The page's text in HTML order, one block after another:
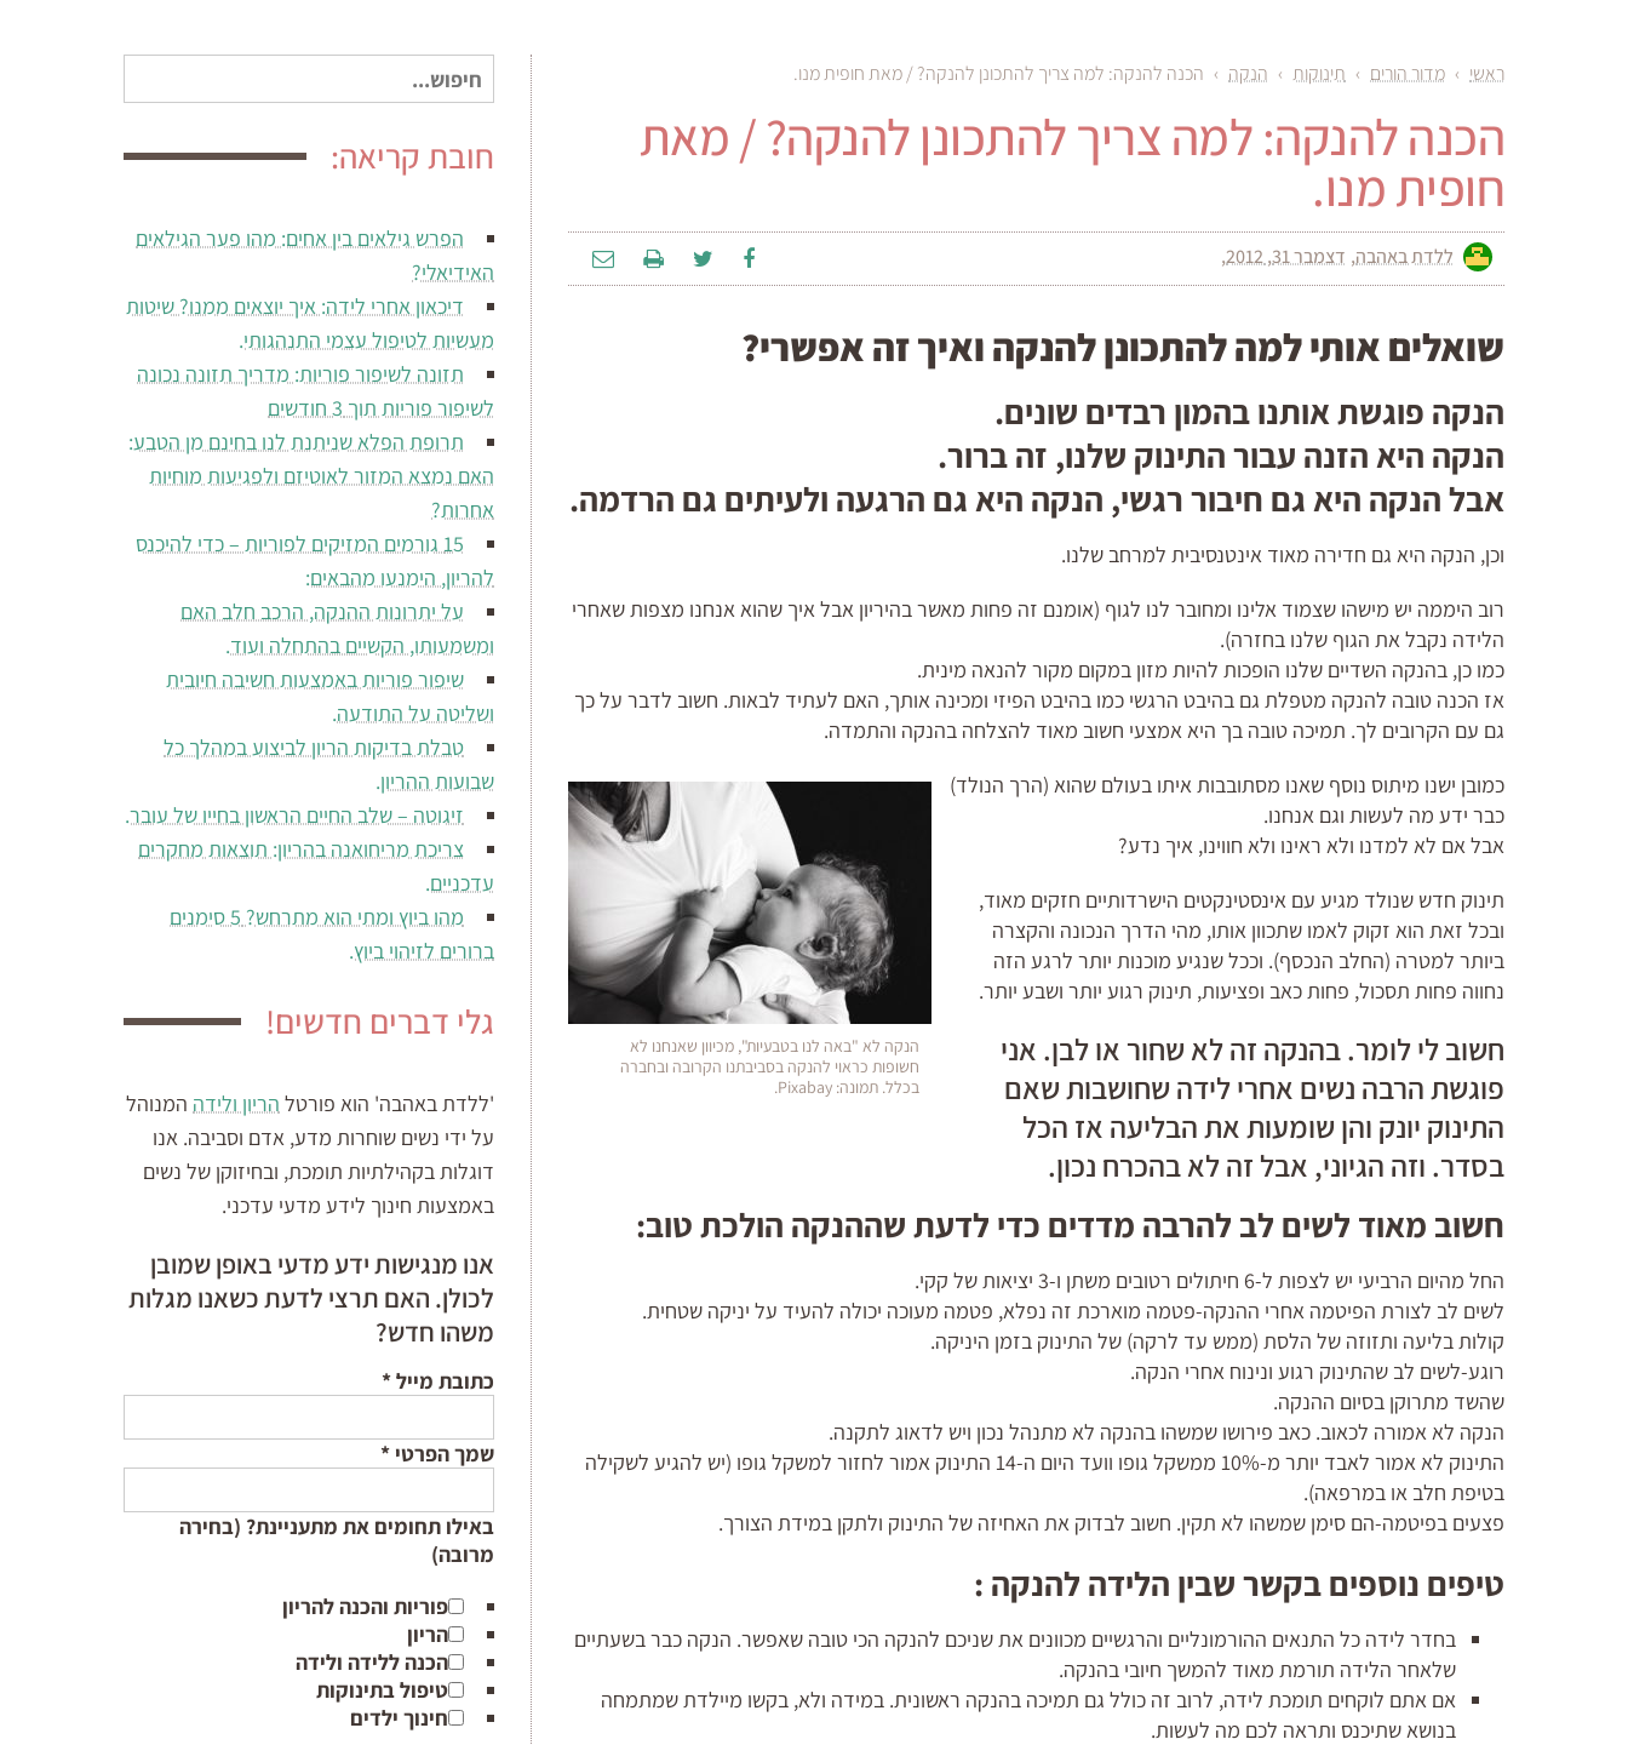
ראשי › מדור הורים › תינוקות › הנקה › הכנה להנקה: למה צריך להתכונן להנקה? / מאת חופית מנו.
הכנה להנקה: למה צריך להתכונן להנקה? / מאת
חופית מנו.
ללדת באהבה דצמבר 31, 2012
שואלים אותי למה להתכונן להנקה ואיך זה אפשרי?
הנקה פוגשת אותנו בהמון רבדים שונים.
הנקה היא הזנה עבור התינוק שלנו, זה ברור.
אבל הנקה היא גם חיבור רגשי, הנקה היא גם הרגעה ולעיתים גם הרדמה.
וכן, הנקה היא גם חדירה מאוד אינטנסיבית למרחב שלנו.
רוב היממה יש מישהו שצמוד אלינו ומחובר לנו לגוף (אומנם זה פחות מאשר בהיריון אבל איך שהוא אנחנו מצפות שאחרי
הלידה נקבל את הגוף שלנו בחזרה).
כמו כן, בהנקה השדיים שלנו הופכות להיות מזון במקום מקור להנאה מינית.
אז הכנה טובה להנקה מטפלת גם בהיבט הרגשי כמו בהיבט הפיזי ומכינה אותך, האם לעתיד לבאות. חשוב לדבר על כך
גם עם הקרובים לך. תמיכה טובה בך היא אמצעי חשוב מאוד להצלחה בהנקה והתמדה.
הנקה לא "באה לנו בטבעיות", מכיוון שאנחנו לא
חשופות כראוי להנקה בסביבתנו הקרובה ובחברה
בכלל. תמונה: Pixabay.
כמובן ישנו מיתוס נוסף שאנו מסתובבות איתו בעולם שהוא (הרך הנולד)
כבר ידע מה לעשות וגם אנחנו.
אבל אם לא למדנו ולא ראינו ולא חווינו, איך נדע?
תינוק חדש שנולד מגיע עם אינסטינקטים הישרדותיים חזקים מאוד,
ובכל זאת הוא זקוק לאמו שתכוון אותו, מהי הדרך הנכונה והקצרה
ביותר למטרה (החלב הנכסף). וככל שנגיע מוכנות יותר לרגע הזה
נחווה פחות תסכול, פחות כאב ופציעות, תינוק רגוע יותר ושבע יותר.
חשוב לי לומר. בהנקה זה לא שחור או לבן. אני
פוגשת הרבה נשים אחרי לידה שחושבות שאם
התינוק יונק והן שומעות את הבליעה אז הכל
בסדר. וזה הגיוני, אבל זה לא בהכרח נכון.
חשוב מאוד לשים לב להרבה מדדים כדי לדעת שההנקה הולכת טוב:
החל מהיום הרביעי יש לצפות ל-6 חיתולים רטובים משתן ו-3 יציאות של קקי.
לשים לב לצורת הפיטמה אחרי ההנקה-פטמה מוארכת זה נפלא, פטמה מעוכה יכולה להעיד על יניקה שטחית.
קולות בליעה ותזוזה של הלסת (ממש עד לרקה) של התינוק בזמן היניקה.
רוגע-לשים לב שהתינוק רגוע ונינוח אחרי הנקה.
שהשד מתרוקן בסיום ההנקה.
הנקה לא אמורה לכאוב. כאב פירושו שמשהו בהנקה לא מתנהל נכון ויש לדאוג לתקנה.
התינוק לא אמור לאבד יותר מ-10% ממשקל גופו וועד היום ה-14 התינוק אמור לחזור למשקל גופו (יש להגיע לשקילה
בטיפת חלב או במרפאה).
פצעים בפיטמה-הם סימן שמשהו לא תקין. חשוב לבדוק את האחיזה של התינוק ולתקן במידת הצורך.
טיפים נוספים בקשר שבין הלידה להנקה :
בחדר לידה כל התנאים ההורמונליים והרגשיים מכוונים את שניכם להנקה הכי טובה שאפשר. הנקה כבר בשעתיים
שלאחר הלידה תורמת מאוד להמשך חיובי בהנקה.
אם אתם לוקחים תומכת לידה, לרוב זה כולל גם תמיכה בהנקה ראשונית. במידה ולא, בקשו מיילדת שמתמחה
בנושא שתיכנס ותראה לכם מה לעשות.
חיפוש
עבור:
חובת קריאה:
הפרש גילאים בין אחים: מהו פער הגילאים
האידיאלי?
דיכאון אחרי לידה: איך יוצאים ממנו? שיטות
מעשיות לטיפול עצמי התנהגותי.
תזונה לשיפור פוריות: מדריך תזונה נכונה
לשיפור פוריות תוך 3 חודשים
תרופת הפלא שניתנת לנו בחינם מן הטבע:
האם נמצא המזור לאוטיזם ולפגיעות מוחיות
אחרות?
15 גורמים המזיקים לפוריות – כדי להיכנס
להריון, הימנעו מהבאים:
על יתרונות ההנקה, הרכב חלב האם
ומשמעותו, הקשיים בהתחלה ועוד.
שיפור פוריות באמצעות חשיבה חיובית
ושליטה על התודעה.
טבלת בדיקות הריון לביצוע במהלך כל
שבועות ההריון.
זיגוטה – שלב החיים הראשון בחייו של עובר.
צריכת מריחואנה בהריון: תוצאות מחקרים
עדכניים.
מהו ביוץ ומתי הוא מתרחש? 5 סימנים
ברורים לזיהוי ביוץ.
גלי דברים חדשים!
'ללדת באהבה' הוא פורטל הריון ולידה המנוהל
על ידי נשים שוחרות מדע, אדם וסביבה. אנו
דוגלות בקהילתיות תומכת, ובחיזוקן של נשים
באמצעות חינוך לידע מדעי עדכני.
אנו מנגישות ידע מדעי באופן שמובן
לכולן. האם תרצי לדעת כשאנו מגלות
משהו חדש?
כתובת מייל*
שמך הפרטי *
באילו תחומים את מתעניינת? (בחירה
מרובה)
פוריות והכנה להריון
הריון
הכנה ללידה ולידה
טיפול בתינוקות
חינוך ילדים